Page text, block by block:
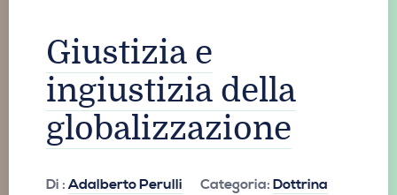
Giustizia e
ingiustizia della
globalizzazione
Di :Adalberto Perulli Categoria: Dottrina